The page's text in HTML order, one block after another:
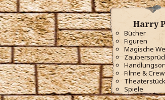
Harry
Bücher
Figuren
Magische
Filme & Crew
Theaterstück
Spiele